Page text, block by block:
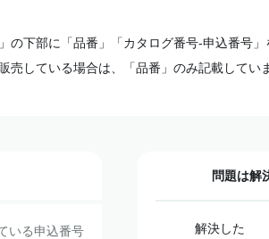
の下部に「品番」「カタログ番号-申込番号」
売している場合は、「品番」のみ記載してい
いる申込番号
問題は解
解決した